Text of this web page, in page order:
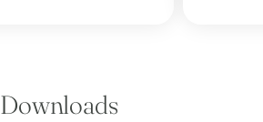
Downloads